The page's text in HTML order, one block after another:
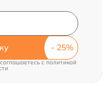
cполитикой